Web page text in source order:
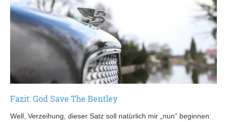
Fazit: God Save The Bentley
Well, Verzeihung, dieser Satz soll natürlich mir „nun“ beginnen: